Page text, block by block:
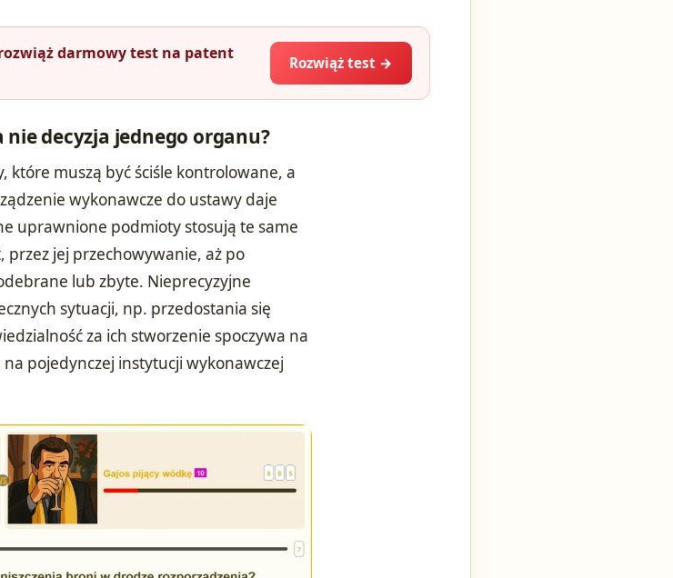
darmowy test na patent
Rozwiąż test →
decyzja jednego organu?
które muszą być ściśle kontrolowane, a
wykonawcze do ustawy daje
uprawnione podmioty stosują te same
jej przechowywanie, aż po
lub zbyte. Nieprecyzyjne
sytuacji, np. przedostania się
za ich stworzenie spoczywa na
pojedynczej instytucji wykonawczej